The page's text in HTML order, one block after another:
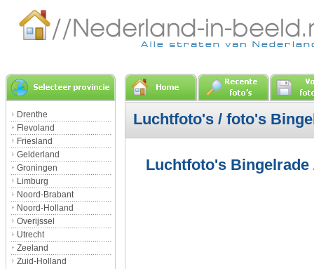
Drenthe
Flevoland
Friesland
Gelderland
Groningen
Limburg
Noord-Brabant
Noord-Holland
Overijssel
Utrecht
Zeeland
Zuid-Holland
Luchtfoto's / foto's
Luchtfoto's